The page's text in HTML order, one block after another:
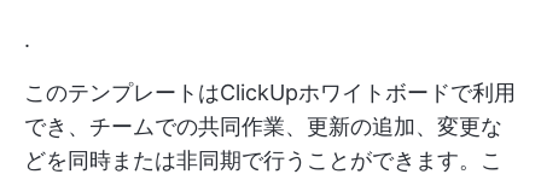
.
このテンプレートはClickUpホワイトボードで利用
でき、チームでの共同作業、更新の追加、変更な
どを同時または非同期で行うことができます。こ